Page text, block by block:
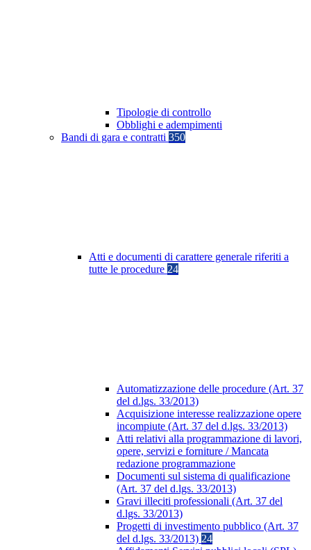
Tipologie di controllo
Obblighi e adempimenti
Bandi di gara e contratti 350
Atti e documenti di carattere generale riferiti a
tutte le procedure 24
Automatizzazione delle procedure (Art. 37
del d.lgs. 33/2013)
Acquisizione interesse realizzazione opere
incompiute (Art. 37 del d.lgs. 33/2013)
Atti relativi alla programmazione di lavori,
opere, servizi e forniture / Mancata
redazione programmazione
Documenti sul sistema di qualificazione
(Art. 37 del d.lgs. 33/2013)
Gravi illeciti professionali (Art. 37 del
d.lgs. 33/2013)
Progetti di investimento pubblico (Art. 37
del d.lgs. 33/2013) 24